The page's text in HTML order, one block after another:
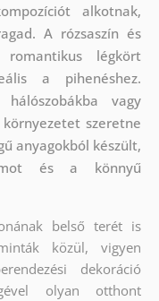
alkotnak,
A rózsaszín és
légkört
a pihenéshez.
vagy
szeretne
anyagokból készült,
és a könnyű
belső terét is
közül, vigyen
dekoráció
olyan otthont